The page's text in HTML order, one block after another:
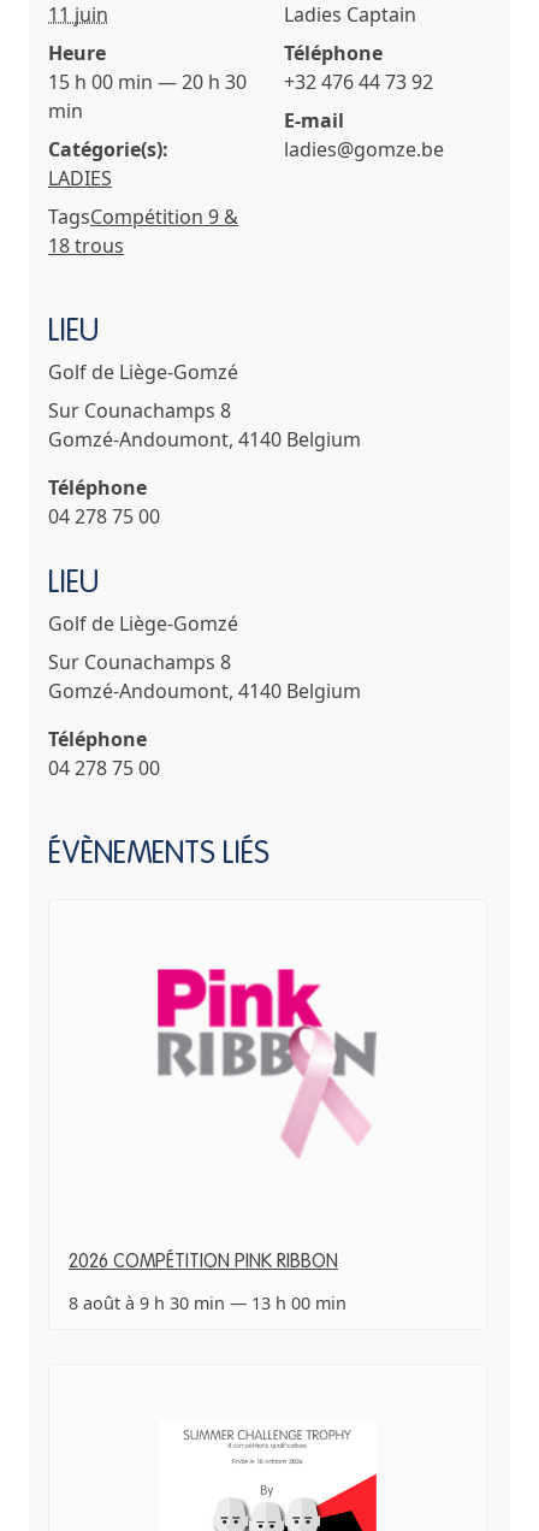
11 juin
Heure
15 h 00 min — 20 h 30
min
Catégorie(s):
LADIES
TagsCompétition 9 &
18 trous
LIEU
Golf de Liège-Gomzé
Sur Counachamps 8
Gomzé-Andoumont, 4140 Belgium
Téléphone
04 278 75 00
Ladies Captain
Téléphone
+32 476 44 73 92
E-mail
ladies@gomze.be
LIEU
Golf de Liège-Gomzé
Sur Counachamps 8
Gomzé-Andoumont, 4140 Belgium
Téléphone
04 278 75 00
ÉVÈNEMENTS LIÉS
2026 COMPÉTITION PINK RIBBON
8 août à 9 h 30 min — 13 h 00 min